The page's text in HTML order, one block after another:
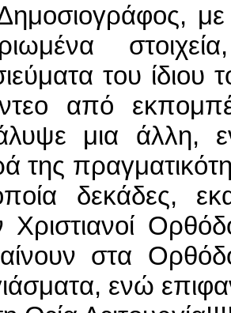
με
του ίδιου
από
μια άλλη,
της
δεκάδες,
στα
ενώ